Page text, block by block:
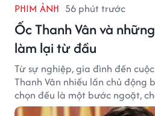
PHIM ẢNH 56 phút trước
Ốc Thanh Vân và
làm lại từ đầu
Từ sự nghiệp, gia đình đến
Thanh Vân nhiều lần chủ động
chọn đều là một bước ngoặt,
ngại thay đổi của nữ nghệ sĩ.